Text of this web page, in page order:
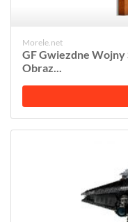
Morele.net
GF Gwiezdne Wojny
Obraz...